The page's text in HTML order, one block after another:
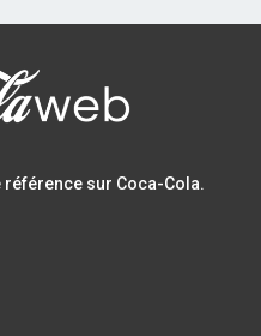
référence sur Coca-Cola.